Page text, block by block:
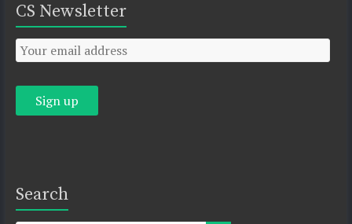
CS Newsletter
Search